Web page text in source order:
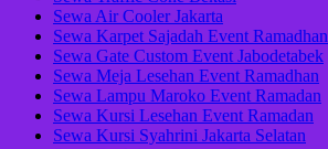
Sewa Air Cooler Jakarta
Sewa Karpet Sajadah Event Ramadhan
Sewa Gate Custom Event Jabodetabek
Sewa Meja Lesehan Event Ramadhan
Sewa Lampu Maroko Event Ramadan
Sewa Kursi Lesehan Event Ramadan
Sewa Kursi Syahrini Jakarta Selatan